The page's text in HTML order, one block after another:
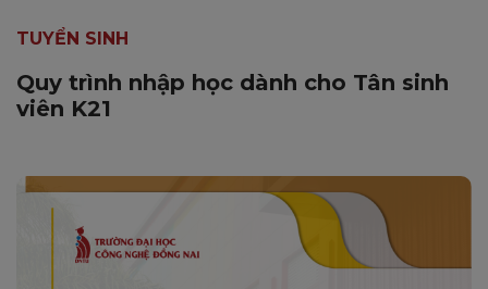
TUYỂN SINH
Quy trình nhập học dành cho Tân sinh
viên K21